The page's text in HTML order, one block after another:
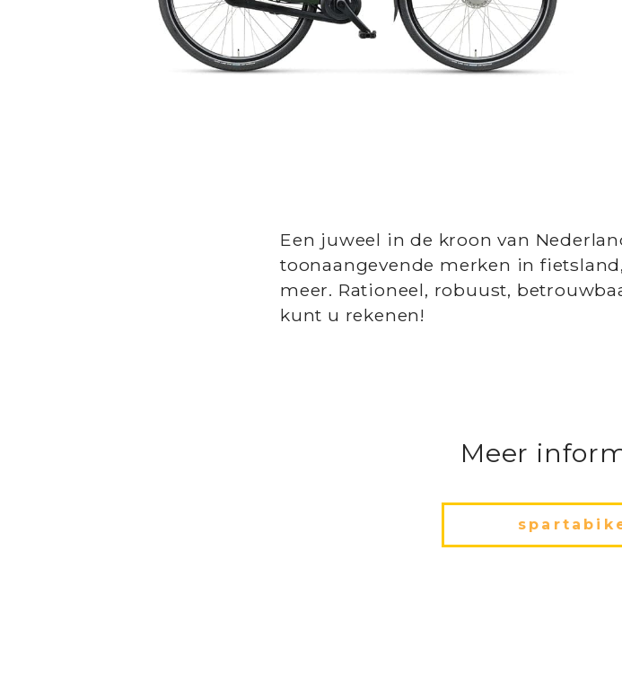
Een juweel in de kroon van
toonaangevende merken in
meer. Rationeel, robuust,
kunt u rekenen!
Meer